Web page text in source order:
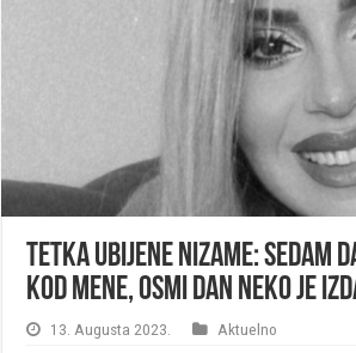
Tetka ubijene Nizame: Sedam
kod mene, osmi dan neko je
13. Augusta 2023. Aktuelno